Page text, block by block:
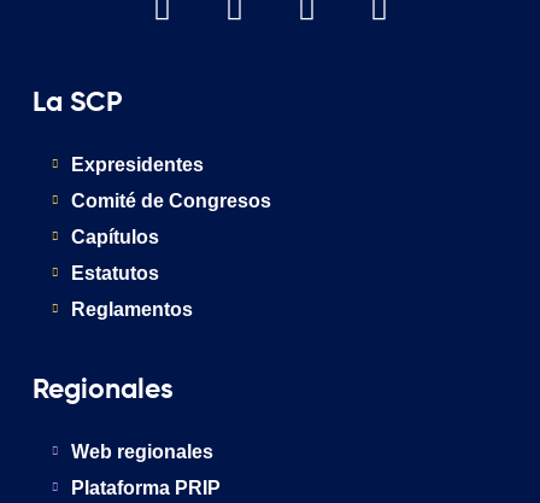
La SCP
Expresidentes
Comité de Congresos
Capítulos
Estatutos
Reglamentos
Regionales
Web regionales
Plataforma PRIP